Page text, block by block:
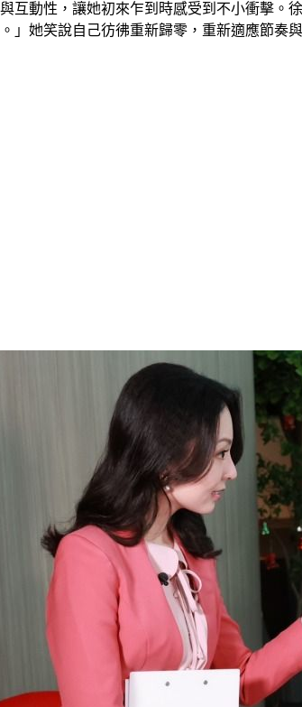
互動性，讓她初來乍到時感受到不小衝擊。
」她笑說自己彷彿重新歸零，重新適應節奏